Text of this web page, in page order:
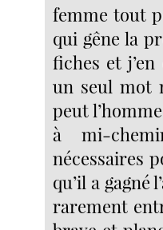
femme tout
qui gêne la
fiches et
un seul mot
peut
à mi-
nécessaires
qu’il a gagné
rarement